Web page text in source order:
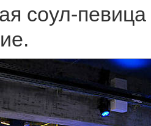
соул-